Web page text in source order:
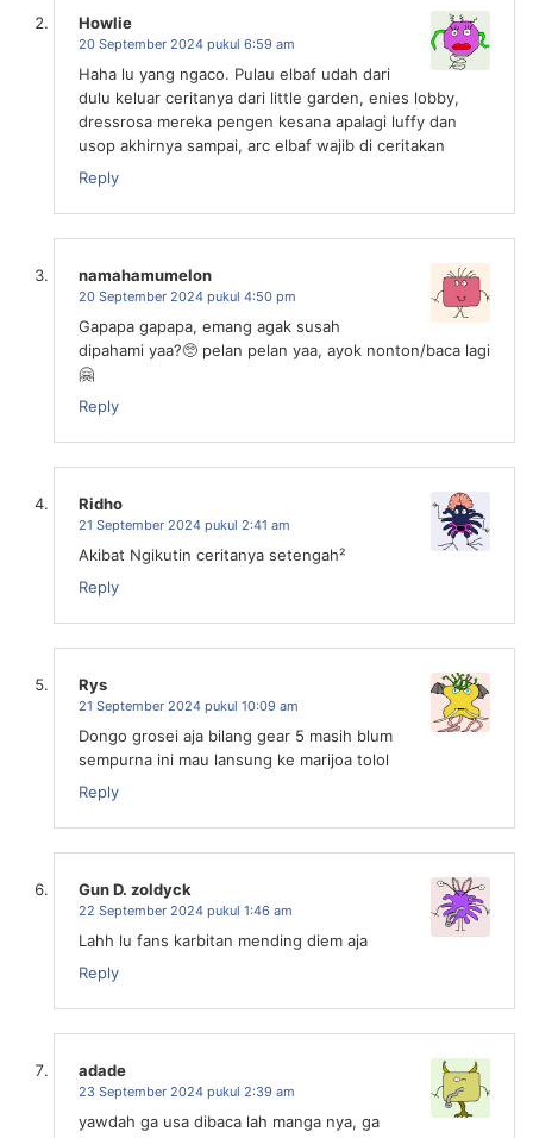
Howlie
20 September 2024 pukul 6:59 am
Haha lu yang ngaco. Pulau elbaf udah dari
dulu keluar ceritanya dari little garden, enies lobby,
dressrosa mereka pengen kesana apalagi luffy dan
usop akhirnya sampai, arc elbaf wajib di ceritakan
Reply
namahamumelon
20 September 2024 pukul 4:50 pm
Gapapa gapapa, emang agak susah
dipahami yaa?🥺 pelan pelan yaa, ayok nonton/baca lagi
🤗
Reply
Ridho
21 September 2024 pukul 2:41 am
Akibat Ngikutin ceritanya setengah²
Reply
Rys
21 September 2024 pukul 10:09 am
Dongo grosei aja bilang gear 5 masih blum
sempurna ini mau lansung ke marijoa tolol
Reply
Gun D. zoldyck
22 September 2024 pukul 1:46 am
Lahh lu fans karbitan mending diem aja
Reply
adade
23 September 2024 pukul 2:39 am
yawdah ga usa dibaca lah manga nya, ga